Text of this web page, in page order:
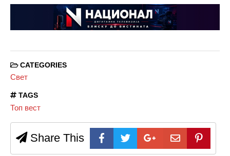
CATEGORIES
Свет
TAGS
Топ вест
Share This